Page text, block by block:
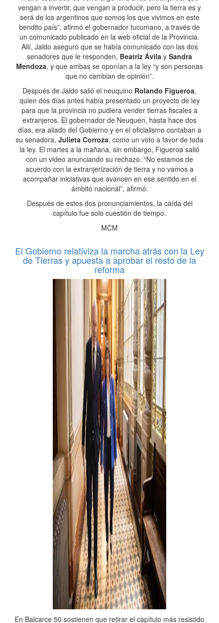
vengan a invertir, que vengan a producir, pero la tierra es y
será de los argentinos que somos los que vivimos en este
bendito país”, afirmó el gobernador tucumano, a través de
un comunicado publicado en la web oficial de la Provincia.
Allí, Jaldo aseguró que se había comunicado con las dos
senadores que le responden, Beatriz Ávila y Sandra
Mendoza, y que ambas se oponían a la ley “y son personas
que no cambian de opinión”.
Después de Jaldo salió el neuquino Rolando Figueroa,
quien dos días antes había presentado un proyecto de ley
para que la provincia no pudiera vender tierras fiscales a
extranjeros. El gobernador de Neuquén, hasta hace dos
días, era aliado del Gobierno y en el oficialismo contaban a
su senadora, Julieta Corroza, como un voto a favor de toda
la ley. El martes a la mañana, sin embargo, Figueroa salió
con un video anunciando su rechazo. “No estamos de
acuerdo con la extranjerización de tierra y no vamos a
acompañar iniciativas que avancen en ese sentido en el
ámbito nacional”, afirmó.
Después de estos dos pronunciamientos, la caída del
capítulo fue solo cuestión de tiempo.
MCM
El Gobierno relativiza la marcha atrás con la Ley
de Tierras y apuesta a aprobar el resto de la
reforma
En Balcarce 50 sostienen que retirar el capítulo más resistido